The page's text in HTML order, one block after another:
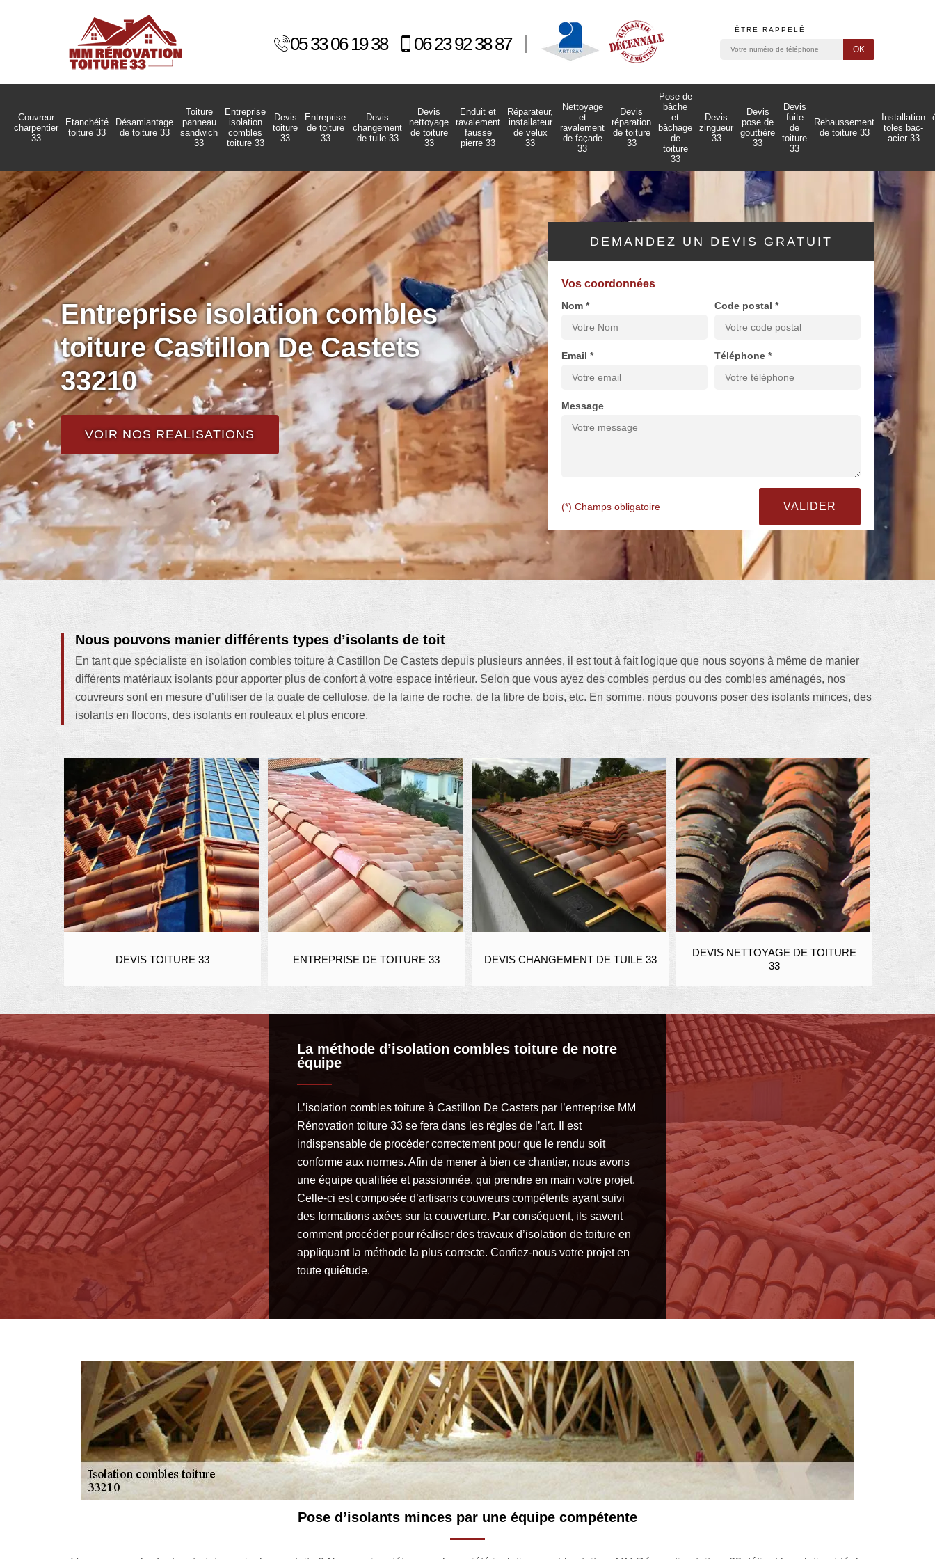
05 33 06 19 38 06 23 92 38 87
ÊTRE RAPPELÉ
Couvreur
charpentier
33
Etanchéité
toiture 33
Désamiantage
de toiture 33
Toiture
panneau
sandwich
33
Entreprise
isolation
combles
toiture 33
Devis
toiture
33
Entreprise
de toiture
33
Devis
changement
de tuile 33
Devis
nettoyage
de toiture
33
Enduit et
ravalement
fausse
pierre 33
Réparateur,
installateur
de velux
33
Nettoyage
et
ravalement
de façade
33
Devis
réparation
de toiture
33
Pose de
bâche
et
bâchage
de
toiture
33
Devis
zingueur
33
Devis
pose de
gouttière
33
Devis
fuite
de
toiture
33
Rehaussement
de toiture 33
Installation
toles bac-
acier 33
Entreprise isolation combles
toiture Castillon De Castets
33210
VOIR NOS REALISATIONS
DEMANDEZ UN DEVIS GRATUIT
Vos coordonnées
Nom * Code postal *
Email * Téléphone *
Message
(*) Champs obligatoire
Nous pouvons manier différents types d’isolants de toit
En tant que spécialiste en isolation combles toiture à Castillon De Castets depuis plusieurs années, il est tout à fait logique que nous soyons à même de manier
différents matériaux isolants pour apporter plus de confort à votre espace intérieur. Selon que vous ayez des combles perdus ou des combles aménagés, nos
couvreurs sont en mesure d’utiliser de la ouate de cellulose, de la laine de roche, de la fibre de bois, etc. En somme, nous pouvons poser des isolants minces, des
isolants en flocons, des isolants en rouleaux et plus encore.
ENTREPRISE DE TOITURE 33 DEVIS CHANGEMENT DE TUILE 33
DEVIS NETTOYAGE DE TOITURE
ENDUIT ET RAVALEMENT
PIERRE 33
La méthode d’isolation combles toiture de notre
équipe
L’isolation combles toiture à Castillon De Castets par l’entreprise MM
Rénovation toiture 33 se fera dans les règles de l’art. Il est
indispensable de procéder correctement pour que le rendu soit
conforme aux normes. Afin de mener à bien ce chantier, nous avons
une équipe qualifiée et passionnée, qui prendre en main votre projet.
Celle-ci est composée d’artisans couvreurs compétents ayant suivi
des formations axées sur la couverture. Par conséquent, ils savent
comment procéder pour réaliser des travaux d’isolation de toiture en
appliquant la méthode la plus correcte. Confiez-nous votre projet en
toute quiétude.
MM Rénovation toiture 33, pour une isolation de toiture suivant les règles de l’art